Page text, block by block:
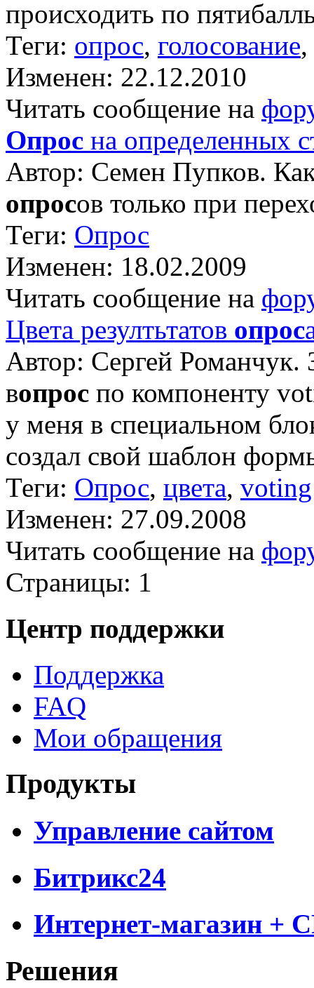
происходить по
Теги: опрос, голосование,
Изменен: 22.12.2010
Читать сообщение на
Опрос на определенных
Автор: Семен Пупков.
опросов только при
Теги: Опрос
Изменен: 18.02.2009
Читать сообщение на
Цвета резултьтатов опрос
Автор: Сергей Романчук.
вопрос по компоненту
у меня в специальном
создал свой шаблон
Теги: Опрос, цвета, voting
Изменен: 27.09.2008
Читать сообщение на
Страницы: 1
Центр поддержки
Поддержка
FAQ
Мои обращения
Продукты
Управление сайтом
Битрикс24
Интернет-магазин +
Решения